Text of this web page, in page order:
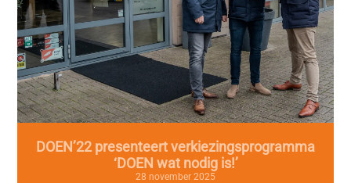
DOEN’22 presenteert verkiezingsprogramma
‘DOEN wat nodig is!’
28 november 2025